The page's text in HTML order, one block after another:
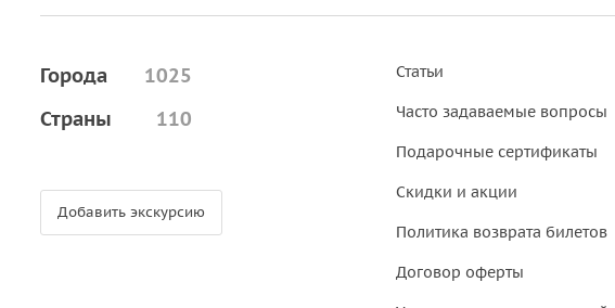
Города
1025
Страны
110
Добавить экскурсию
Статьи
Часто задаваемые вопросы
Подарочные сертификаты
Скидки и акции
Политика возврата билетов
Договор оферты